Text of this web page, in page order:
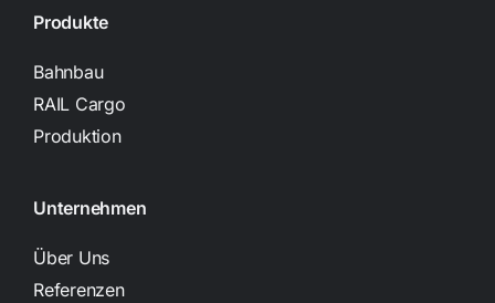
Produkte
Bahnbau
RAIL Cargo
Produktion
Unternehmen
Über Uns
Referenzen